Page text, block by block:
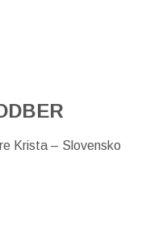
Krista – Slovensko